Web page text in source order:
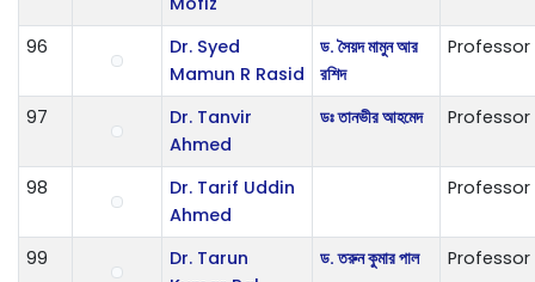
96
Dr. Syed
Mamun R Rasid
ড. সৈয়দ মামুন আর
রশিদ
Professor
97
Dr. Tanvir
Ahmed
ডঃ তানভীর আহমেদ Professor
98
Dr. Tarif Uddin
Ahmed
Professor
99
Dr. Tarun
ড. তরুন কুমার পাল Professor